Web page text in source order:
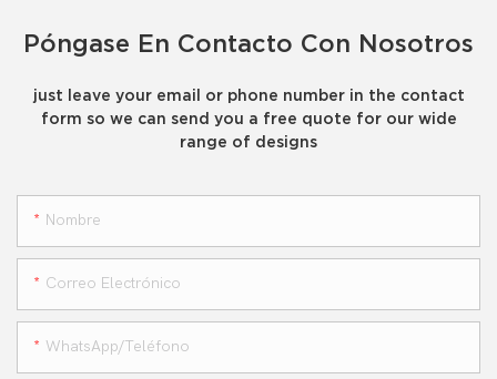
Póngase En Contacto Con Nosotros
just leave your email or phone number in the contact
form so we can send you a free quote for our wide
range of designs
Nombre
Correo Electrónico
WhatsApp/teléfono